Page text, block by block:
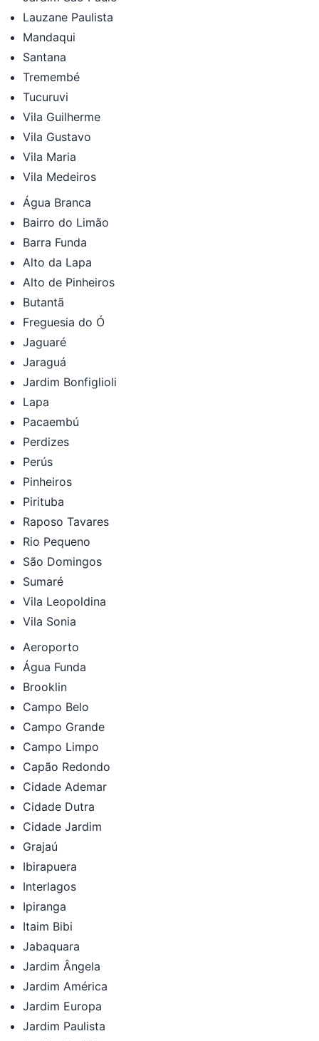
Lauzane Paulista
Mandaqui
Santana
Tremembé
Tucuruvi
Vila Guilherme
Vila Gustavo
Vila Maria
Vila Medeiros
Água Branca
Bairro do Limão
Barra Funda
Alto da Lapa
Alto de Pinheiros
Butantã
Freguesia do Ó
Jaguaré
Jaraguá
Jardim Bonfiglioli
Lapa
Pacaembú
Perdizes
Perús
Pinheiros
Pirituba
Raposo Tavares
Rio Pequeno
São Domingos
Sumaré
Vila Leopoldina
Vila Sonia
Aeroporto
Água Funda
Brooklin
Campo Belo
Campo Grande
Campo Limpo
Capão Redondo
Cidade Ademar
Cidade Dutra
Cidade Jardim
Grajaú
Ibirapuera
Interlagos
Ipiranga
Itaim Bibi
Jabaquara
Jardim Ângela
Jardim América
Jardim Europa
Jardim Paulista